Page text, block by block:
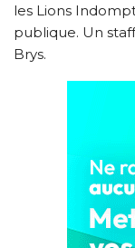
les Lions
publique. Un
Brys.